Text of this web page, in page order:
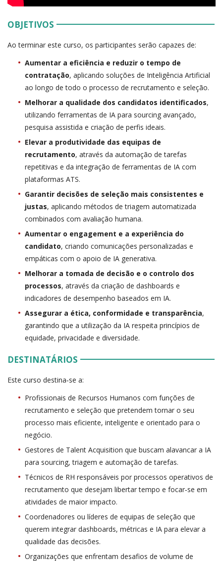
OBJETIVOS
Ao terminar este curso, os participantes serão capazes de:
Aumentar a eficiência e reduzir o tempo de
contratação, aplicando soluções de Inteligência Artificial
ao longo de todo o processo de recrutamento e seleção.
Melhorar a qualidade dos candidatos identificados,
utilizando ferramentas de IA para sourcing avançado,
pesquisa assistida e criação de perfis ideais.
Elevar a produtividade das equipas de
recrutamento, através da automação de tarefas
repetitivas e da integração de ferramentas de IA com
plataformas ATS.
Garantir decisões de seleção mais consistentes e
justas, aplicando métodos de triagem automatizada
combinados com avaliação humana.
Aumentar o engagement e a experiência do
candidato, criando comunicações personalizadas e
empáticas com o apoio de IA generativa.
Melhorar a tomada de decisão e o controlo dos
processos, através da criação de dashboards e
indicadores de desempenho baseados em IA.
Assegurar a ética, conformidade e transparência,
garantindo que a utilização da IA respeita princípios de
equidade, privacidade e diversidade.
DESTINATÁRIOS
Este curso destina‑se a:
Profissionais de Recursos Humanos com funções de
recrutamento e seleção que pretendem tornar o seu
processo mais eficiente, inteligente e orientado para o
negócio.
Gestores de Talent Acquisition que buscam alavancar a IA
para sourcing, triagem e automação de tarefas.
Técnicos de RH responsáveis por processos operativos de
recrutamento que desejam libertar tempo e focar‑se em
atividades de maior impacto.
Coordenadores ou líderes de equipas de seleção que
querem integrar dashboards, métricas e IA para elevar a
qualidade das decisões.
Organizações que enfrentam desafios de volume de